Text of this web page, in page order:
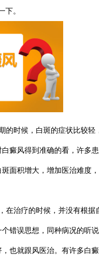
下。
时候，白斑的症状比较轻
癜风得到准确的看，许多
面积增大，增加医治难度
治疗的时候，并没有根据
错误思想，同种病况的听
也就跟风医治。有许多白